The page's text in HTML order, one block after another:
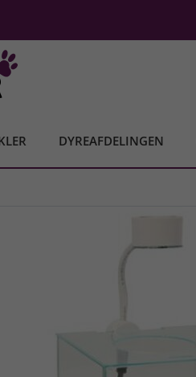
DYREAFDELINGEN